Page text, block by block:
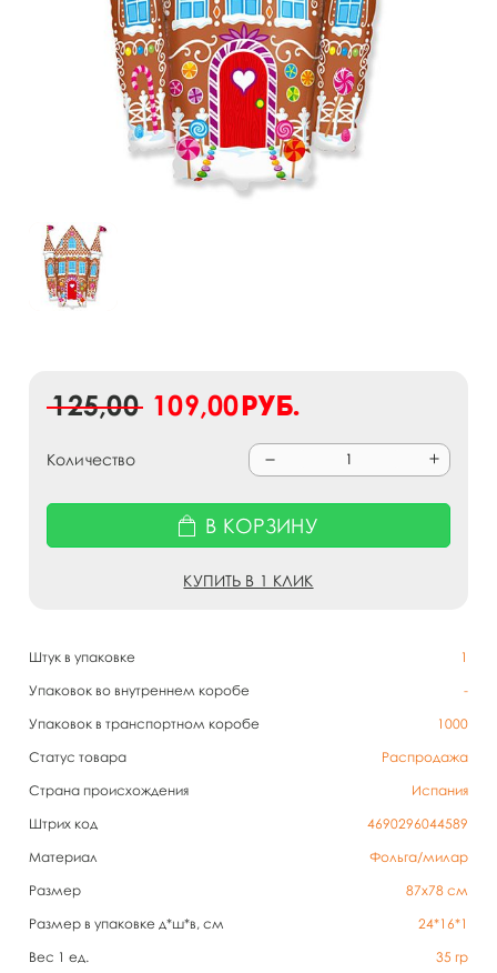
Штук в упаковке
1
Упаковок во внутреннем коробе
-
Упаковок в транспортном коробе
1000
Статус товара
Распродажа
Страна происхождения
Испания
Штрих код
4690296044589
Материал
Фольга/милар
Размер
87х78 см
Размер в упаковке д*ш*в, см
24*16*1
Вес 1 ед.
35 гр
125,00 109,00руб.
Количество
В КОРЗИНУ
КУПИТЬ В 1 КЛИК